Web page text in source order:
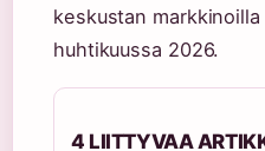
keskustan
huhtikuussa 2026.
4 LIITTYVAA